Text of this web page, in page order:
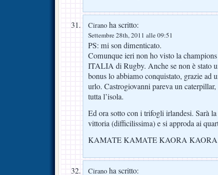
Cirano ha scritto:
Settembre 28th, 2011 alle 09:51
PS: mi son dimenticato.
Comunque ieri non ho visto la
ITALIA di Rugby. Anche se non è stato
bonus lo abbiamo conquistato, grazie ad
urlo. Castrogiovanni pareva un
tutta l’isola.
Ed ora sotto con i trifogli irlandesi. Sarà
vittoria (difficilissima) e si approda ai
KAMATE KAMATE KAORA
Cirano ha scritto: